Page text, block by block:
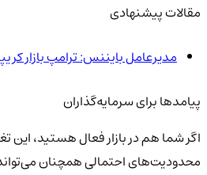
مقالات پیشنهادی
مدیرعامل بایننس: ترامپ بازار
پیامدها برای سرمایه‌گذاران
اگر شما هم در بازار فعال هستید، این
محدودیت‌های احتمالی همچنان